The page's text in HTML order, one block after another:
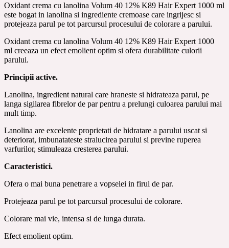
Oxidant crema cu lanolina Volum 40 12% K89 Hair Expert 1000 ml
este bogat in lanolina si ingrediente cremoase care ingrijesc si
protejeaza parul pe tot parcursul procesului de colorare a parului.
Oxidant crema cu lanolina Volum 40 12% K89 Hair Expert 1000
ml creeaza un efect emolient optim si ofera durabilitate culorii
parului.
Principii active.
Lanolina, ingredient natural care hraneste si hidrateaza parul, pe
langa sigilarea fibrelor de par pentru a prelungi culoarea parului mai
mult timp.
Lanolina are excelente proprietati de hidratare a parului uscat si
deteriorat, imbunatateste stralucirea parului si previne ruperea
varfurilor, stimuleaza cresterea parului.
Caracteristici.
Ofera o mai buna penetrare a vopselei in firul de par.
Protejeaza parul pe tot parcursul procesului de colorare.
Colorare mai vie, intensa si de lunga durata.
Efect emolient optim.